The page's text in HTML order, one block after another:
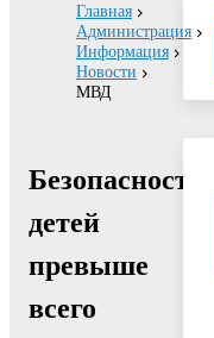
Главная
Администрация
Информация
Новости
МВД
Безопасность
детей
превыше
всего